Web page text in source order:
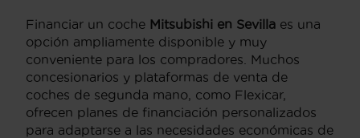
Financiar un coche Mitsubishi en Sevilla es una
opción ampliamente disponible y muy
conveniente para los compradores. Muchos
concesionarios y plataformas de venta de
coches de segunda mano, como Flexicar,
ofrecen planes de financiación personalizados
para adaptarse a las necesidades económicas de